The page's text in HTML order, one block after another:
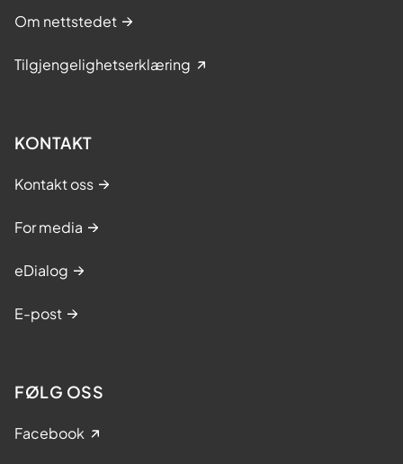
Om nettstedet
Tilgjengelighetserklæring
KONTAKT
Kontakt oss
For media
eDialog
E-post
FØLG OSS
Facebook